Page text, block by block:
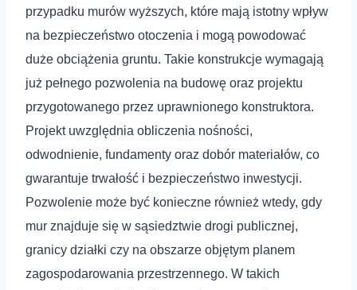
przypadku murów wyższych, które mają istotny wpływ
na bezpieczeństwo otoczenia i mogą powodować
duże obciążenia gruntu. Takie konstrukcje wymagają
już pełnego pozwolenia na budowę oraz projektu
przygotowanego przez uprawnionego konstruktora.
Projekt uwzględnia obliczenia nośności,
odwodnienie, fundamenty oraz dobór materiałów, co
gwarantuje trwałość i bezpieczeństwo inwestycji.
Pozwolenie może być konieczne również wtedy, gdy
mur znajduje się w sąsiedztwie drogi publicznej,
granicy działki czy na obszarze objętym planem
zagospodarowania przestrzennego. W takich